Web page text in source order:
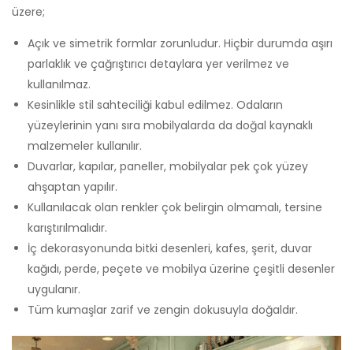
üzere;
Açık ve simetrik formlar zorunludur. Hiçbir durumda aşırı
parlaklık ve çağrıştırıcı detaylara yer verilmez ve
kullanılmaz.
Kesinlikle stil sahteciliği kabul edilmez. Odaların
yüzeylerinin yanı sıra mobilyalarda da doğal kaynaklı
malzemeler kullanılır.
Duvarlar, kapılar, paneller, mobilyalar pek çok yüzey
ahşaptan yapılır.
Kullanılacak olan renkler çok belirgin olmamalı, tersine
karıştırılmalıdır.
İç dekorasyonunda bitki desenleri, kafes, şerit, duvar
kağıdı, perde, peçete ve mobilya üzerine çeşitli desenler
uygulanır.
Tüm kumaşlar zarif ve zengin dokusuyla doğaldır.